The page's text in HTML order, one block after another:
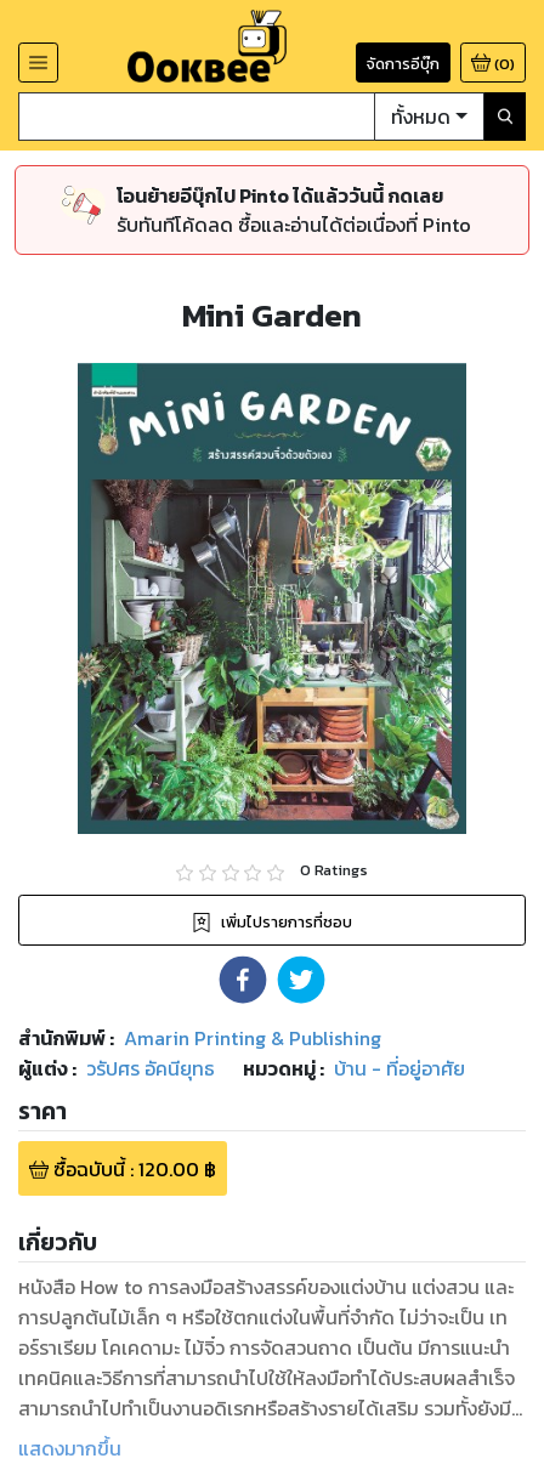
จัดการอีบุ๊ก (0)
ทั้งหมด
โอนย้ายอีบุ๊กไป Pinto ได้แล้ววันนี้ กดเลย
รับทันทีโค้ดลด ซื้อและอ่านได้ต่อเนื่องที่ Pinto
Mini Garden
0 Ratings
เพิ่มไปรายการที่ชอบ
สำนักพิมพ์: Amarin Printing & Publishing
ผู้แต่ง : วรัปศร อัคนียุทธ หมวดหมู่: บ้าน - ที่อยู่อาศัย
ราคา
ซื้อฉบับนี้:120.00 ฿
เกี่ยวกับ
หนังสือ How to การลงมือสร้างสรรค์ของแต่งบ้าน แต่งสวน และ
การปลูกต้นไม้เล็ก ๆ หรือใช้ตกแต่งในพื้นที่จำกัด ไม่ว่าจะเป็น เท
อร์ราเรียม โคเคดามะ ไม้จิ๋ว การจัดสวนถาด เป็นต้น มีการแนะนำ
เทคนิคและวิธีการที่สามารถนำไปใช้ให้ลงมือทำได้ประสบผลสำเร็จ
สามารถนำไปทำเป็นงานอดิเรกหรือสร้างรายได้เสริม รวมทั้งยังมี
ไอเดียสวนขนาดเล็กแบบต่าง ๆให้นำไปปรับใช้สำหรับผู้ที่มีพื้นที่
แสดงมากขึ้น